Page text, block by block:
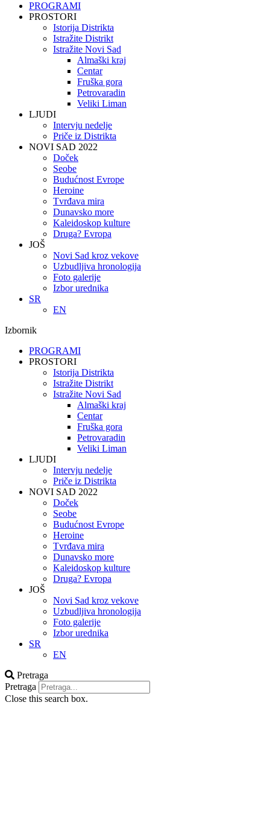
PROGRAMI
PROSTORI
Istorija Distrikta
Istražite Distrikt
Istražite Novi Sad
Almaški kraj
Centar
Fruška gora
Petrovaradin
Veliki Liman
LJUDI
Intervju nedelje
Priče iz Distrikta
NOVI SAD 2022
Doček
Seobe
Budućnost Evrope
Heroine
Tvrđava mira
Dunavsko more
Kaleidoskop kulture
Druga? Evropa
JOŠ
Novi Sad kroz vekove
Uzbudljiva hronologija
Foto galerije
Izbor urednika
SR
EN
Izbornik
PROGRAMI
PROSTORI
Istorija Distrikta
Istražite Distrikt
Istražite Novi Sad
Almaški kraj
Centar
Fruška gora
Petrovaradin
Veliki Liman
LJUDI
Intervju nedelje
Priče iz Distrikta
NOVI SAD 2022
Doček
Seobe
Budućnost Evrope
Heroine
Tvrđava mira
Dunavsko more
Kaleidoskop kulture
Druga? Evropa
JOŠ
Novi Sad kroz vekove
Uzbudljiva hronologija
Foto galerije
Izbor urednika
SR
EN
Pretraga
Pretraga
Close this search box.